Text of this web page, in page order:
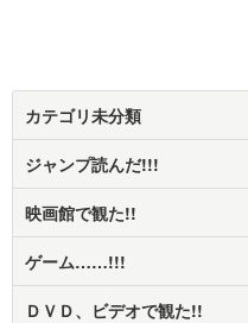
カテゴリ未分類
ジャンプ読んだ!!!
映画館で観た!!
ゲーム……!!!
ＤＶＤ、ビデオで観た!!